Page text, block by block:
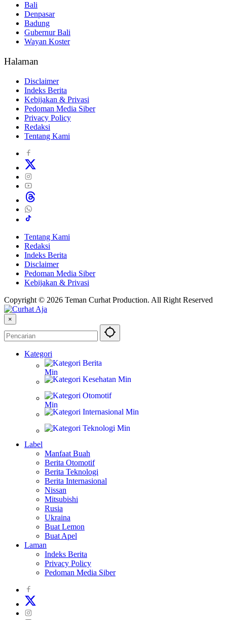
Bali
Denpasar
Badung
Gubernur Bali
Wayan Koster
Halaman
Disclaimer
Indeks Berita
Kebijakan & Privasi
Pedoman Media Siber
Privacy Policy
Redaksi
Tentang Kami
Tentang Kami
Redaksi
Indeks Berita
Disclaimer
Pedoman Media Siber
Kebijakan & Privasi
Copyright © 2026 Teman Curhat Production. All Right Reserved
×
Kategori
Label
Manfaat Buah
Berita Otomotif
Berita Teknologi
Berita Internasional
Nissan
Mitsubishi
Rusia
Ukraina
Buat Lemon
Buat Apel
Laman
Indeks Berita
Privacy Policy
Pedoman Media Siber